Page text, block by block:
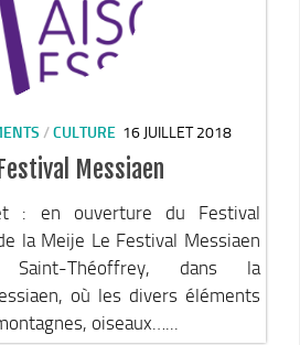
terrains agricoles et installations
Territorial
(Autorisation des droits du sol)
Electriques
/CULTURE 16 JUILLET 2018
Messiaen
: en ouverture du Festival
la Meije Le Festival Messiaen
Théoffrey, dans la
où les divers éléments
oiseaux…...